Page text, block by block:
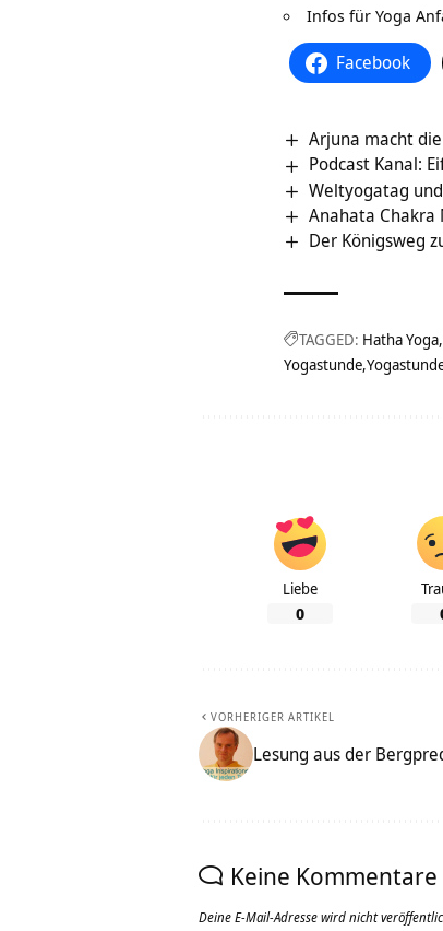
Infos für Yoga
Facebook
Arjuna macht
Podcast Kanal:
Weltyogatag
Anahata
Der Königsweg
TAGGED: Hatha Yoga
Yogastunde
Liebe
0
VORHERIGER ARTIKEL
Lesung aus der
Keine Kommentare
Deine E-Mail-Adresse wird nicht